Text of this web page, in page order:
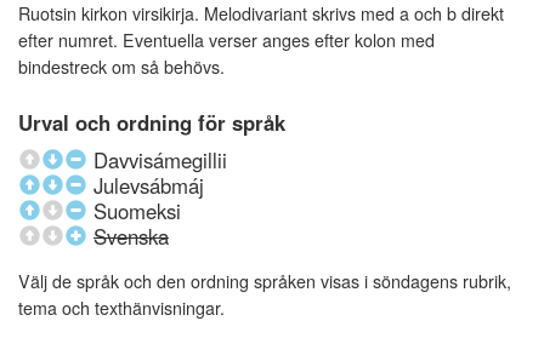
Ruotsin kirkon virsikirja. Melodivariant skrivs med a och b direkt
efter numret. Eventuella verser anges efter kolon med
bindestreck om så behövs.
Urval och ordning för språk
Davvisámegillii
Julevsábmáj
Suomeksi
Svenska
Välj de språk och den ordning språken visas i söndagens rubrik,
tema och texthänvisningar.